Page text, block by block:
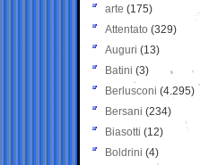
arte (175)
Attentato (329)
Auguri (13)
Batini (3)
Berlusconi (4.295)
Bersani (234)
Biasotti (12)
Boldrini (4)